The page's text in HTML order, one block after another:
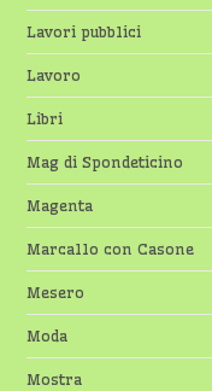
Lavori pubblici
Lavoro
Libri
Mag di Spondeticino
Magenta
Marcallo con Casone
Mesero
Moda
Mostra